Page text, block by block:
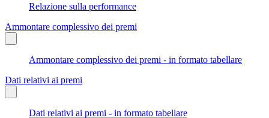
Relazione sulla performance
Ammontare complessivo dei premi
Ammontare complessivo dei premi - in formato tabellare
Dati relativi ai premi
Dati relativi ai premi - in formato tabellare